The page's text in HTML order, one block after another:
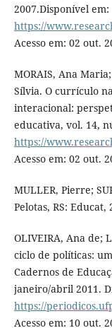
2007.Disponível em:
https://
Acesso em: 02 out.
MORAIS, Ana
Sílvia. O currículo
interacional:
educativa, vol. 14,
https://
Acesso em: 02 out.
MULLER, Pierre;
Pelotas, RS: Educat,
OLIVEIRA, Ana de;
ciclo de políticas:
Cadernos de
janeiro/abril 2011.
https://
Acesso em: 10 out.